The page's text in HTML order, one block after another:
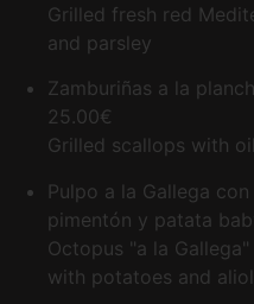
Grilled fresh red
and parsley
Zamburiñas a la
25.00€
Grilled scallops with
Pulpo a la Gallega
pimentón y patata
Octopus "a la
with potatoes and